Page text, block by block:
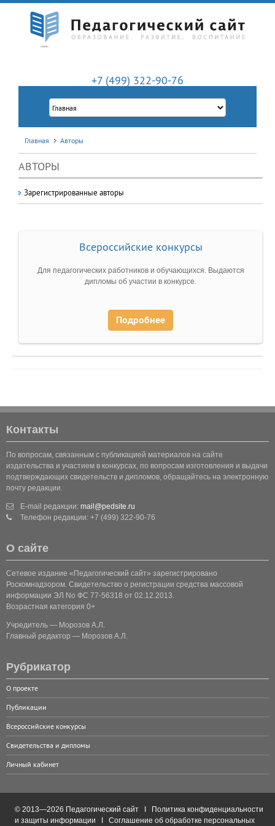
+7 (499) 322-90-76
Главная Авторы
АВТОРЫ
Зарегистрированные авторы
Всероссийские конкурсы
Для педагогических работников и обучающихся. Выдаются
дипломы об участии в конкурсе.
Подробнее
Контакты
По вопросам, связанным с публикацией материалов на сайте
издательства и участием в конкурсах, по вопросам изготовления и выдачи
подтверждающих свидетельств и дипломов, обращайтесь на электронную
почту редакции.
E-mail редакции: mail@pedsite.ru
Телефон редакции: +7 (499) 322-90-76
О сайте
Сетевое издание «Педагогический сайт» зарегистрировано
Роскомнадзором. Свидетельство о регистрации средства массовой
информации ЭЛ No ФС 77-56318 от 02.12.2013.
Возрастная категория 0+
Учредитель — Морозов А.Л.
Главный редактор — Морозов А.Л.
Рубрикатор
О проекте
Публикации
Всероссийские конкурсы
Свидетельства и дипломы
Личный кабинет
© 2013—2026 Педагогический сайт I
Политика конфиденциальности
и защиты информации
Соглашение об обработке персональных